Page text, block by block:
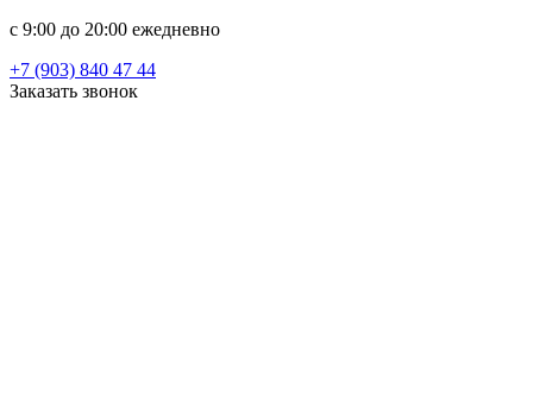
c 9:00 до 20:00 ежедневно
+7 (903) 840 47 44
Заказать звонок